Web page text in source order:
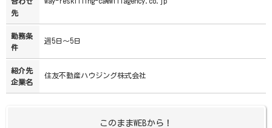
先
勤務条
件
週5日～5日
紹介先
企業名
住友不動産ハウジング株式会社
このままWEBから！